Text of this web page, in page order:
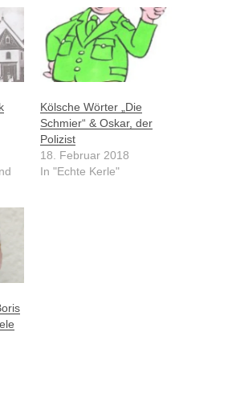
Kölsche Wörter „Die
Schmier“ & Oskar, der
Polizist
18. Februar 2018
In "Echte Kerle"